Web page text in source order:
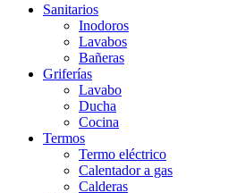
Sanitarios
Inodoros
Lavabos
Bañeras
Griferías
Lavabo
Ducha
Cocina
Termos
Termo eléctrico
Calentador a gas
Calderas